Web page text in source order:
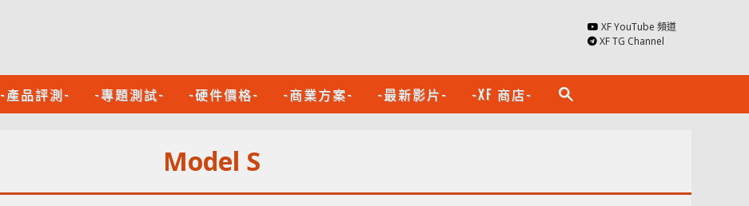
XF YouTube 頻道
XF TG Channel
-產品評測- -專題測試- -硬件價格- -商業方案- -最新影片- -XF 商店- search
Model S